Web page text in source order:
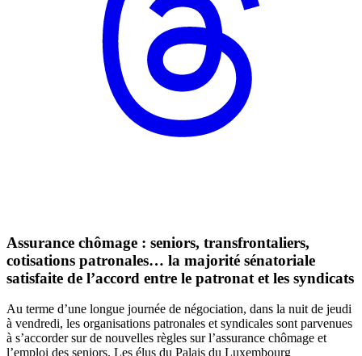
Assurance chômage : seniors, transfrontaliers,
cotisations patronales… la majorité sénatoriale
satisfaite de l’accord entre le patronat et les syndicats
Au terme d’une longue journée de négociation, dans la nuit de jeudi
à vendredi, les organisations patronales et syndicales sont parvenues
à s’accorder sur de nouvelles règles sur l’assurance chômage et
l’emploi des seniors. Les élus du Palais du Luxembourg